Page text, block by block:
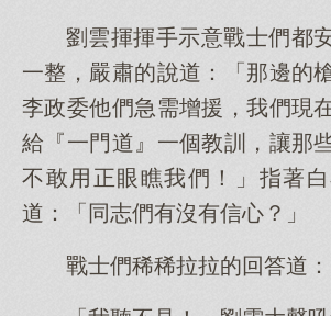
劉雲揮揮手示意戰士們都
一整，嚴肅的說道：「那邊的
李政委他們急需增援，我們現
給『一門道』一個教訓，讓那
不敢用正眼瞧我們！」指著
道：「同志們有沒有信心？」
戰士們稀稀拉拉的回答道：